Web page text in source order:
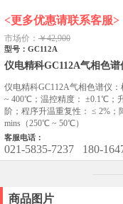
<更多优惠请联系客服>
市场价： ￥42,900
型号：GC112A
仪电精科GC112A气相色谱
仪电精科GC112A气相色谱仪
~ 400℃；温控精度： ±0.1℃；
阶；程序升温重复性： ≤ 2%
mins（250℃ ~ 50℃）
客服电话：
021-5835-7237 180-
商品图片